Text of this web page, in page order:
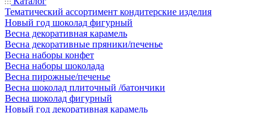
Тематический ассортимент кондитерские изделия
Новый год шоколад фигурный
Весна декоративная карамель
Весна декоративные пряники/печенье
Весна наборы конфет
Весна наборы шоколада
Весна пирожные/печенье
Весна шоколад плиточный /батончики
Весна шоколад фигурный
Новый год декоративная карамель